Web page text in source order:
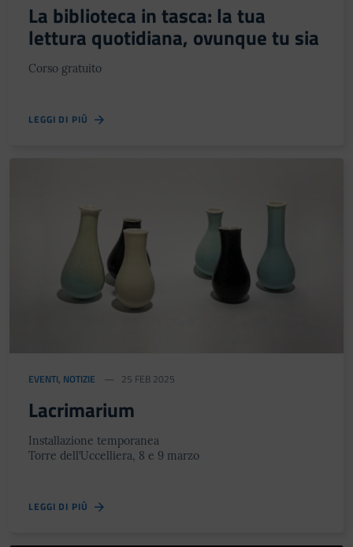
La biblioteca in tasca: la tua
lettura quotidiana, ovunque tu sia
Corso gratuito
LEGGI DI PIÙ
EVENTI, NOTIZIE 25 FEB 2025
Lacrimarium
Installazione temporanea
Torre dell’Uccelliera, 8 e 9 marzo
LEGGI DI PIÙ